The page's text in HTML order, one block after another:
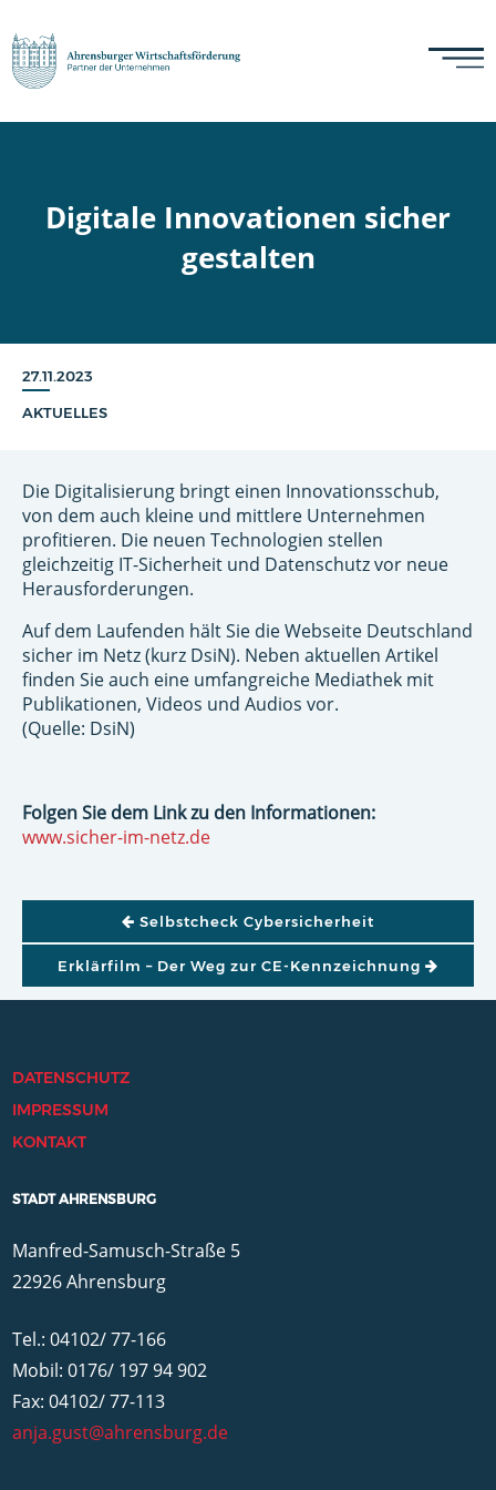
Digitale Innovationen sicher
gestalten
27.11.2023
AKTUELLES
Die Digitalisierung bringt einen Innovationsschub,
von dem auch kleine und mittlere Unternehmen
profitieren. Die neuen Technologien stellen
gleichzeitig IT-Sicherheit und Datenschutz vor neue
Herausforderungen.
Auf dem Laufenden hält Sie die Webseite Deutschland
sicher im Netz (kurz DsiN). Neben aktuellen Artikel
finden Sie auch eine umfangreiche Mediathek mit
Publikationen, Videos und Audios vor.
(Quelle: DsiN)
Folgen Sie dem Link zu den Informationen:
www.sicher-im-netz.de
BEITRAGSNAVIGATIONSelbstcheck Cybersicherheit
Erklärfilm – Der Weg zur CE-Kennzeichnung
DATENSCHUTZ
IMPRESSUM
KONTAKT
STADT AHRENSBURG
Manfred-Samusch-Straße 5
22926 Ahrensburg
Tel.: 04102/ 77-166
Mobil: 0176/ 197 94 902
Fax: 04102/ 77-113
anja.gust@ahrensburg.de